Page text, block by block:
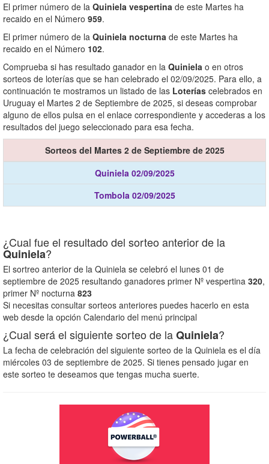
El primer número de la Quiniela vespertina de este Martes ha
recaido en el Número 959.
El primer número de la Quiniela nocturna de este Martes ha
recaido en el Número 102.
Comprueba si has resultado ganador en la Quiniela o en otros
sorteos de loterías que se han celebrado el 02/09/2025. Para ello, a
continuación te mostramos un listado de las Loterías celebrados en
Uruguay el Martes 2 de Septiembre de 2025, si deseas comprobar
alguno de ellos pulsa en el enlace correspondiente y accederas a los
resultados del juego seleccionado para esa fecha.
Sorteos del Martes 2 de Septiembre de 2025
Quiniela 02/09/2025
Tombola 02/09/2025
¿Cual fue el resultado del sorteo anterior de la
Quiniela?
El sortreo anterior de la Quiniela se celebró el lunes 01 de
septiembre de 2025 resultando ganadores primer Nº vespertina 320,
primer Nº nocturna 823
Si necesitas consultar sorteos anteriores puedes hacerlo en esta
web desde la opción Calendario del menú principal
¿Cual será el siguiente sorteo de laQuiniela?
La fecha de celebración del siguiente sorteo de la Quiniela es el día
miércoles 03 de septiembre de 2025. Si tienes pensado jugar en
este sorteo te deseamos que tengas mucha suerte.